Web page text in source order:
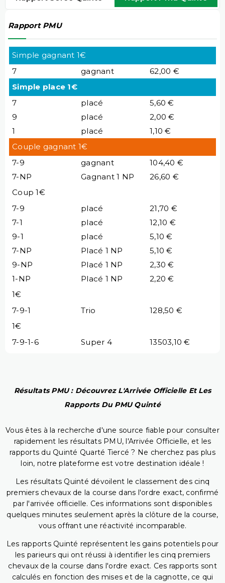
Rapport PMU
Simple gagnant 1€
7
gagnant
62,00 €
Simple place 1€
7
placé
5,60 €
9
placé
2,00 €
1
placé
1,10 €
Couple gagnant 1€
7-9
gagnant
104,40 €
7-NP
Gagnant 1 NP
26,60 €
Coup 1€
7-9
placé
21,70 €
7-1
placé
12,10 €
9-1
placé
5,10 €
7-NP
Placé 1 NP
5,10 €
9-NP
Placé 1 NP
2,30 €
1-NP
Placé 1 NP
2,20 €
1€
7-9-1
Trio
128,50 €
1€
7-9-1-6
Super 4 13503,10 €
Résultats PMU : Découvrez L'Arrivée Officielle Et Les
Rapports Du PMU Quinté
Vous êtes à la recherche d'une source fiable pour consulter
rapidement les résultats PMU, l'Arrivée Officielle, et les
rapports du Quinté Quarté Tiercé ? Ne cherchez pas plus
loin, notre plateforme est votre destination idéale !
Les résultats Quinté dévoilent le classement des cinq
premiers chevaux de la course dans l'ordre exact, confirmé
par l'arrivée officielle. Ces informations sont disponibles
quelques minutes seulement après la clôture de la course,
vous offrant une réactivité incomparable.
Les rapports Quinté représentent les gains potentiels pour
les parieurs qui ont réussi à identifier les cinq premiers
chevaux de la course dans l'ordre exact. Ces rapports sont
calculés en fonction des mises et de la cagnotte, ce qui